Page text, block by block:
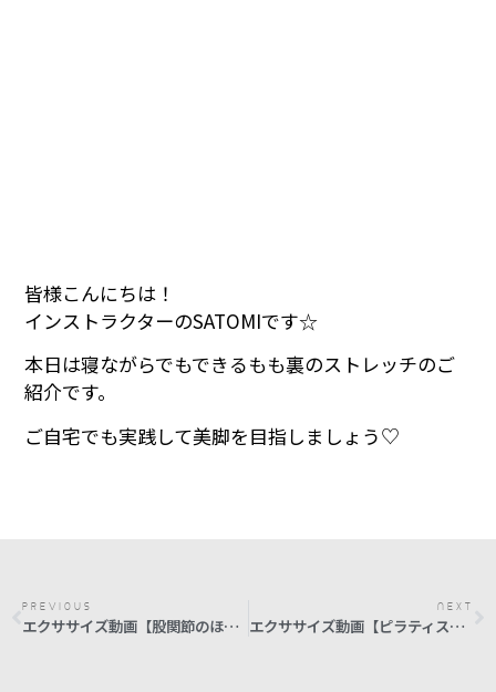
皆様こんにちは！
インストラクターのSATOMIです☆
本日は寝ながらでもできるもも裏のストレッチのご
紹介です。
ご自宅でも実践して美脚を目指しましょう♡
PREVIOUS
エクササイズ動画【股関節のほぐし】
NEXT
エクササイズ動画【ピラティスの呼吸】